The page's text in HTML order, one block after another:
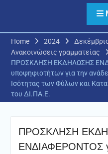
Home 2024
Ανακοινώσεις γραμματείας
ΠΡΟΣΚΛΗΣΗ ΕΚΔΗΛΩΣΗΣ
υποψηφιοτήτων για την
Ισότητας των Φύλων και
του ΔΙ.ΠΑ.Ε.
ΠΡΟΣΚΛΗΣΗ
ΕΝΔΙΑΦΕΡΟΝΤΟΣ